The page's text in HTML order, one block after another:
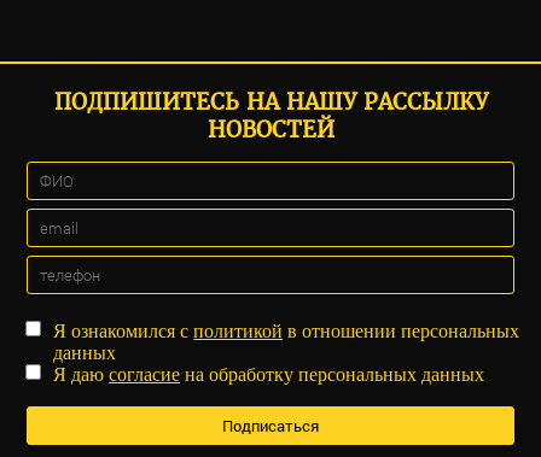
ПОДПИШИТЕСЬ НА НАШУ РАССЫЛКУ
НОВОСТЕЙ
Я ознакомился сполитикой в отношении персональных
данных
Я даюсогласие на обработку персональных данных